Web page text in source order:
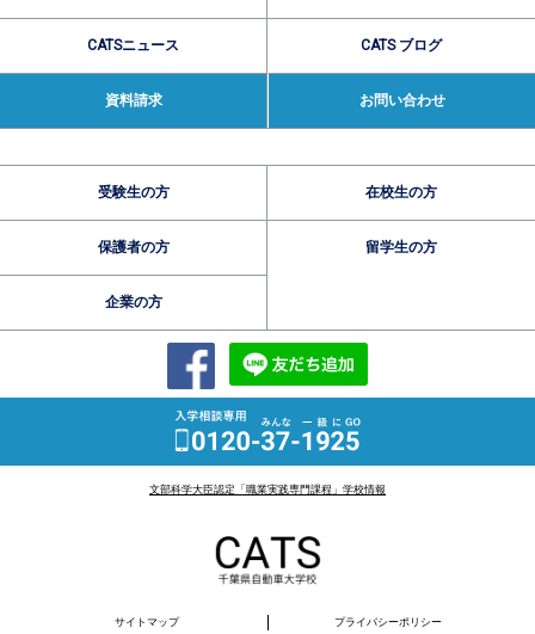
CATSニュース CATS ブログ
資料請求 お問い合わせ
受験生の方 在校生の方
保護者の方 留学生の方
企業の方
文部科学大臣認定「職業実践専門課程」学校情報
サイトマップ プライバシーポリシー